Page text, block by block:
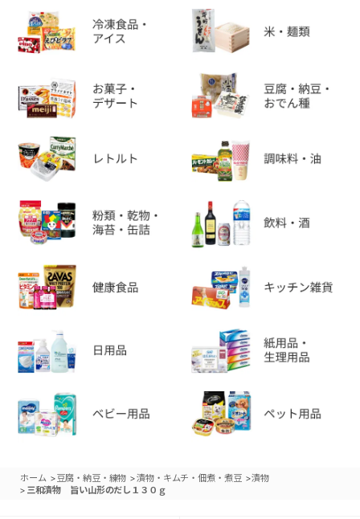
ホーム >豆腐・納豆・練物 >漬物・キムチ・佃煮・煮豆 >漬物
> 三和漬物 旨い山形のだし１３０ｇ